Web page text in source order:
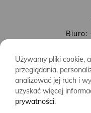
Biuro:
MAIL:
Używamy pliki cookie,
przeglądania,
analizować jej ruch i
uzyskać więcej
prywatności.